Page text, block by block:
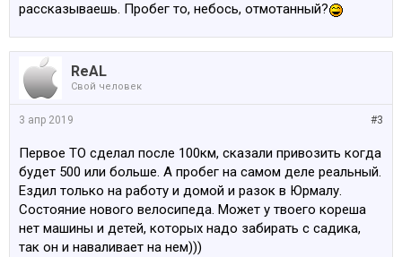
рассказываешь. Пробег то, небось, отмотанный?
ReAL
Свой человек
#3
3 апр 2019
Первое ТО сделал после 100км, сказали привозить когда
будет 500 или больше. А пробег на самом деле реальный.
Ездил только на работу и домой и разок в Юрмалу.
Состояние нового велосипеда. Может у твоего кореша
нет машины и детей, которых надо забирать с садика,
так он и наваливает на нем)))